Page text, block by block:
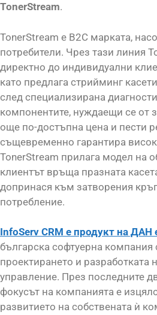
TonerStream.
TonerStream е B2C марката,
потребители. Чрез тази линия
директно до индивидуални
като предлага стрийминг
след специализирана
компонентите, нуждаещи се от
още по-достъпна цена и пести
същевременно гарантира
TonerStream прилага модел на
клиентът връща празната
допринася към затворения
потребление.
InfoServ CRM е продукт на ДАН
българска софтуерна компания
проектирането и разработката
управление. През последните
фокусът на компанията е
развитието на собствената ѝ